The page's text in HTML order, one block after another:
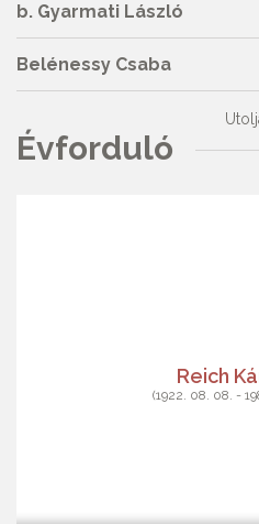
b. Gyarmati László
Belénessy Csaba
Évforduló
Reich
(1922. 08. 08. -